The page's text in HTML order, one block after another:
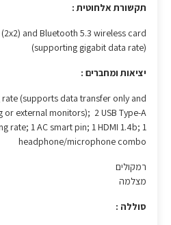
תקשורת אלחוטית :
and Bluetooth 5.3 wireless card
(supporting gigabit data rate)
יציאות ומחברים :
rate (supports data transfer only and
external monitors); 2 USB Type-A
rate; 1 AC smart pin; 1 HDMI 1.4b; 1
headphone/microphone combo
רמקולים
מצלמה
סוללה :